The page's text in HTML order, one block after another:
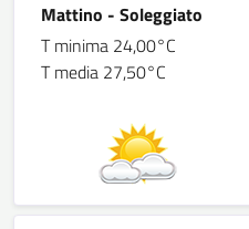
Mattino - Soleggiato
T minima 24,00°C
T media 27,50°C